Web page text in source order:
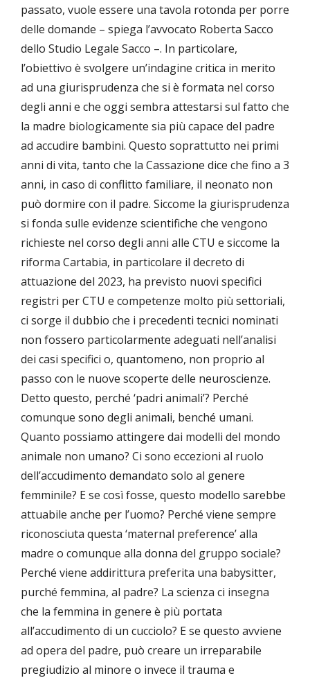
passato, vuole essere una tavola rotonda per porre
delle domande – spiega l’avvocato Roberta Sacco
dello Studio Legale Sacco –. In particolare,
l’obiettivo è svolgere un’indagine critica in merito
ad una giurisprudenza che si è formata nel corso
degli anni e che oggi sembra attestarsi sul fatto che
la madre biologicamente sia più capace del padre
ad accudire bambini. Questo soprattutto nei primi
anni di vita, tanto che la Cassazione dice che fino a 3
anni, in caso di conflitto familiare, il neonato non
può dormire con il padre. Siccome la giurisprudenza
si fonda sulle evidenze scientifiche che vengono
richieste nel corso degli anni alle CTU e siccome la
riforma Cartabia, in particolare il decreto di
attuazione del 2023, ha previsto nuovi specifici
registri per CTU e competenze molto più settoriali,
ci sorge il dubbio che i precedenti tecnici nominati
non fossero particolarmente adeguati nell’analisi
dei casi specifici o, quantomeno, non proprio al
passo con le nuove scoperte delle neuroscienze.
Detto questo, perché ‘padri animali’? Perché
comunque sono degli animali, benché umani.
Quanto possiamo attingere dai modelli del mondo
animale non umano? Ci sono eccezioni al ruolo
dell’accudimento demandato solo al genere
femminile? E se così fosse, questo modello sarebbe
attuabile anche per l’uomo? Perché viene sempre
riconosciuta questa ‘maternal preference’ alla
madre o comunque alla donna del gruppo sociale?
Perché viene addirittura preferita una babysitter,
purché femmina, al padre? La scienza ci insegna
che la femmina in genere è più portata
all’accudimento di un cucciolo? E se questo avviene
ad opera del padre, può creare un irreparabile
pregiudizio al minore o invece il trauma e